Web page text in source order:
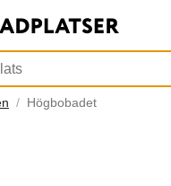
Högbobadet